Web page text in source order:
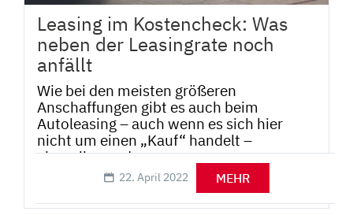
Leasing im Kostencheck: Was
neben der Leasingrate noch
anfällt
Wie bei den meisten größeren
Anschaffungen gibt es auch beim
Autoleasing – auch wenn es sich hier
nicht um einen „Kauf“ handelt –
einmalige und...
22. April 2022 MEHR